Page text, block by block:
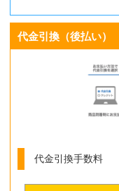
代金引換（後払い）
代金引換手数料